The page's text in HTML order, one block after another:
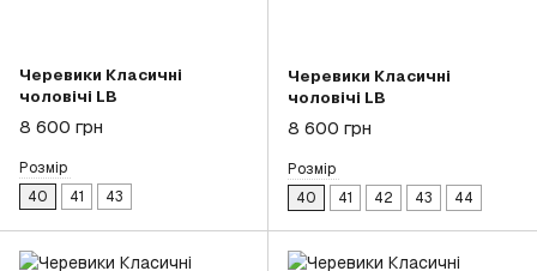
Черевики Класичні
чоловічі LB
8 600 грн
Розмір
40
41 43
Черевики Класичні
чоловічі LB
8 600 грн
Розмір
40
41 42 43 44